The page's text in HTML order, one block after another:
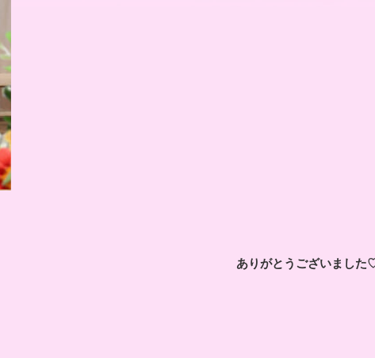
ありがとうございました